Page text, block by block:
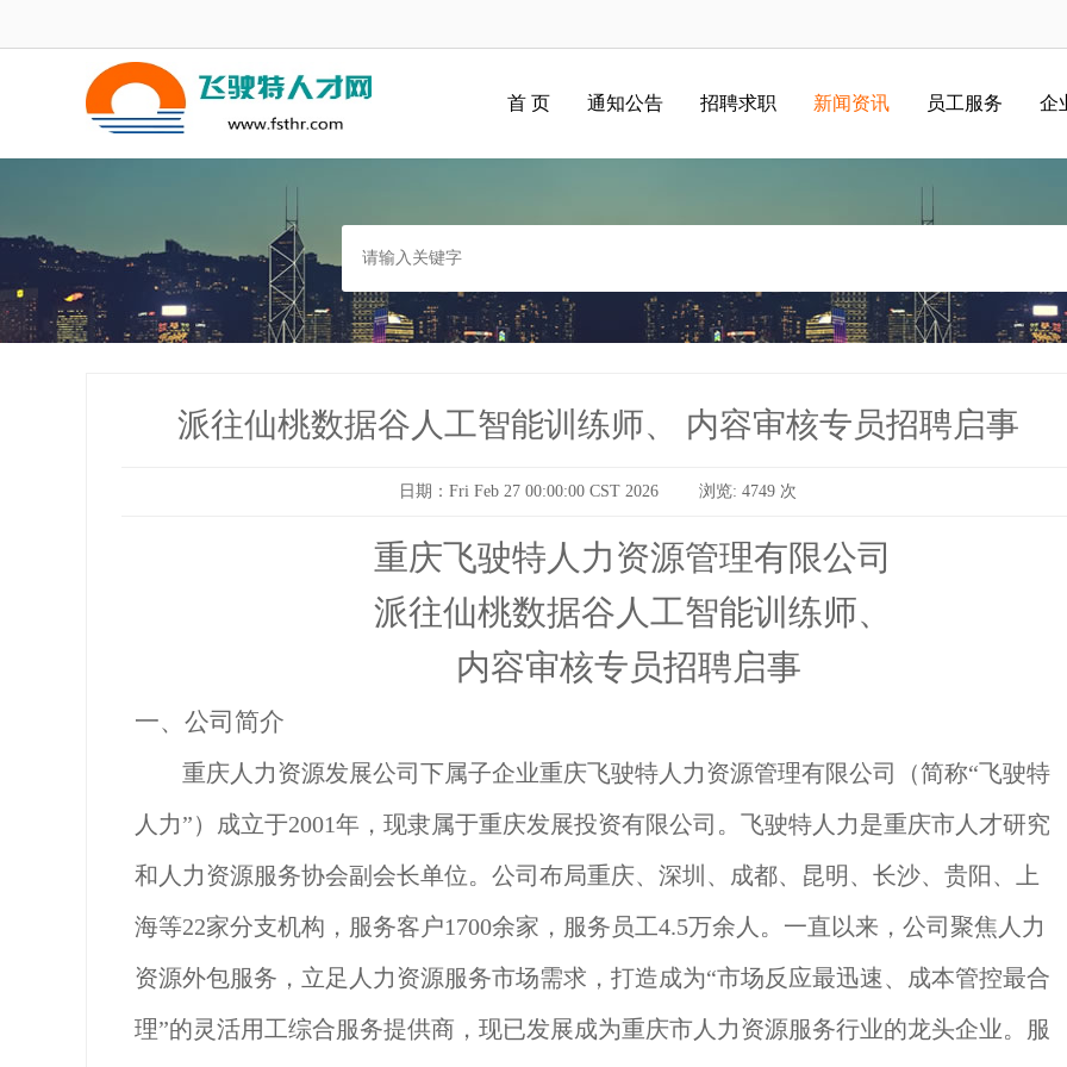
首 页 通知公告 招聘求职 新闻资讯 员工服务 企
派往仙桃数据谷人工智能训练师、 内容审核专员招聘启事
日期：Fri Feb 27 00:00:00 CST 2026 浏览: 4749 次
重庆飞驶特人力资源管理有限公司
派往仙桃数据谷人工智能训练师、
内容审核专员招聘启事
一、 公司简介
重庆人力资源发展公司下属子企业重庆飞驶特人力资源管理有限公司（简称“飞驶特
人力”）成立于2001年，现隶属于重庆发展投资有限公司。飞驶特人力是重庆市人才研究
和人力资源服务协会副会长单位。公司布局重庆、深圳、成都、昆明、长沙、贵阳、上
海等22家分支机构，服务客户1700余家，服务员工4.5万余人。一直以来，公司聚焦人力
资源外包服务，立足人力资源服务市场需求，打造成为“市场反应最迅速、成本管控最合
理”的灵活用工综合服务提供商，现已发展成为重庆市人力资源服务行业的龙头企业。服